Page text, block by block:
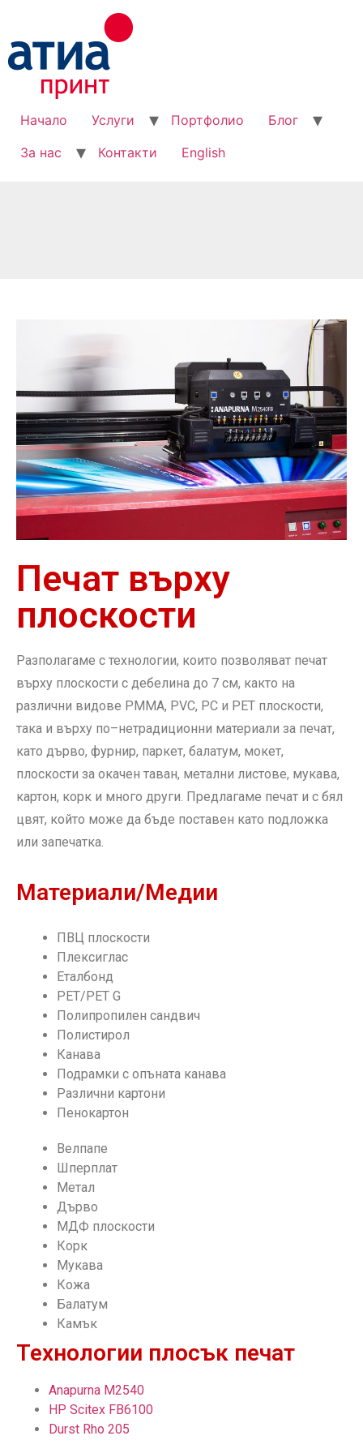
Начало Услуги Портфолио
Блог
За нас
Контакти English
Печат върху
плоскости
Разполагаме с технологии, които позволяват печат
върху плоскости с дебелина до 7 см, както на
различни видове PMMA, PVC, PC и PET плоскости,
така и върху по–нетрадиционни материали за печат,
като дърво, фурнир, паркет, балатум, мокет,
плоскости за окачен таван, метални листове, мукава,
картон, корк и много други. Предлагаме печат и с бял
цвят, който може да бъде поставен като подложка
или запечатка.
Материали/Медии
ПВЦ плоскости
Плексиглас
Еталбонд
PET/PET G
Полипропилен сандвич
Полистирол
Канава
Подрамки с опъната канава
Различни картони
Пенокартон
Велпапе
Шперплат
Метал
Дърво
МДФ плоскости
Корк
Мукава
Кожа
Балатум
Камък
Технологии плосък печат
Anapurna M2540
HP Scitex FB6100
Durst Rho 205